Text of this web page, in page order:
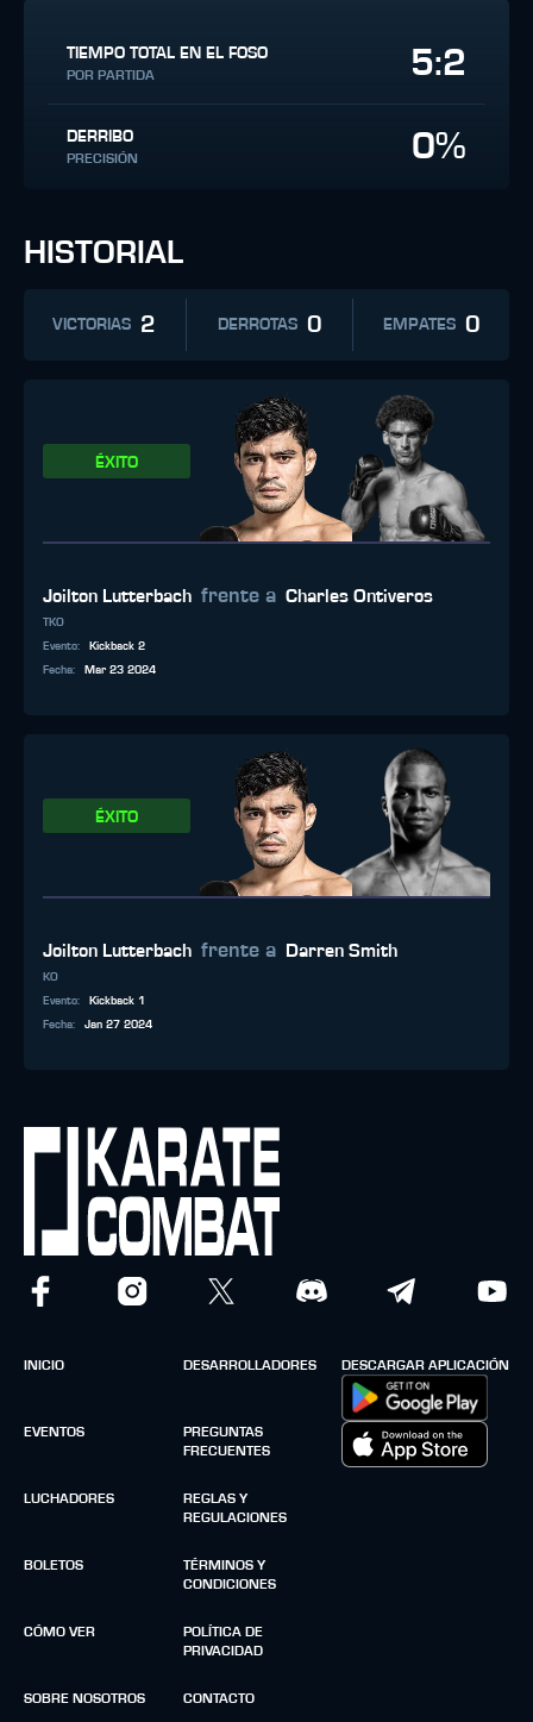
TIEMPO TOTAL EN EL FOSO
POR PARTIDA 5:2
DERRIBO
PRECISIÓN 0%
HISTORIAL
VICTORIAS 2 DERROTAS 0 EMPATES 0
ÉXITO
Joilton Lutterbach frente a Charles Ontiveros
TKO
Evento:
Kickback 2
Fecha: Mar 23 2024
ÉXITO
Joilton Lutterbach frente a Darren Smith
KO
Evento:
Kickback 1
Fecha: Jan 27 2024
INICIO
EVENTOS
LUCHADORES
BOLETOS
CÓMO VER
SOBRE NOSOTROS
DESARROLLADORES
PREGUNTAS
FRECUENTES
REGLAS Y
REGULACIONES
TÉRMINOS Y
CONDICIONES
POLÍTICA DE
PRIVACIDAD
CONTACTO
DESCARGAR APLICACIÓN